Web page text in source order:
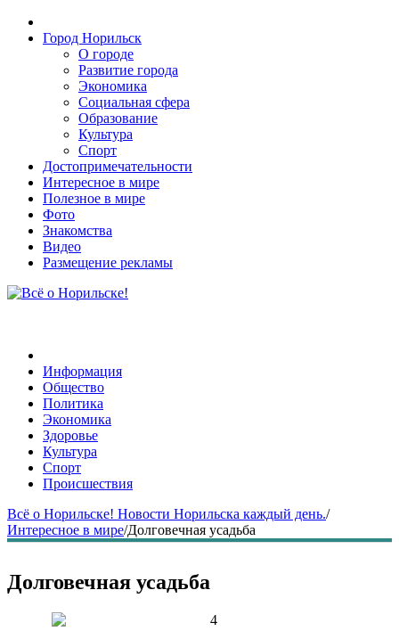
Город Норильск
О городе
Развитие города
Экономика
Социальная сфера
Образование
Культура
Спорт
Достопримечательности
Интересное в мире
Полезное в мире
Фото
Знакомства
Видео
Размещение рекламы
Информация
Общество
Политика
Экономика
Здоровье
Культура
Спорт
Происшествия
Всё о Норильске! Новости Норильска каждый день./
Интересное в мире/Долговечная усадьба
Долговечная усадьба